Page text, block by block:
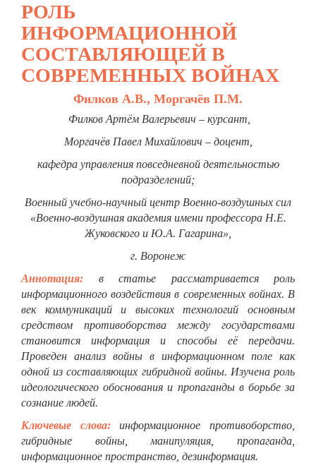
РОЛЬ
ИНФОРМАЦИОННОЙ
СОСТАВЛЯЮЩЕЙ В
СОВРЕМЕННЫХ ВОЙНАХ
Филков А.В., Моргачёв П.М.
Филков Артём Валерьевич – курсант,
Моргачёв Павел Михайлович – доцент,
кафедра управления повседневной деятельностью
подразделений;
Военный учебно-научный центр Военно-воздушных сил
«Военно-воздушная академия имени профессора Н.Е.
Жуковского и Ю.А. Гагарина»,
г. Воронеж
Аннотация:
в статье рассматривается роль
информационного воздействия в современных войнах. В
век коммуникаций и высоких технологий основным
средством противоборства между государствами
становится информация и способы её передачи.
Проведен анализ войны в информационном поле как
одной из составляющих гибридной войны. Изучена роль
идеологического обоснования и пропаганды в борьбе за
сознание людей.
Ключевые слова:
информационное противоборство,
гибридные войны, манипуляция, пропаганда,
информационное пространство, дезинформация.